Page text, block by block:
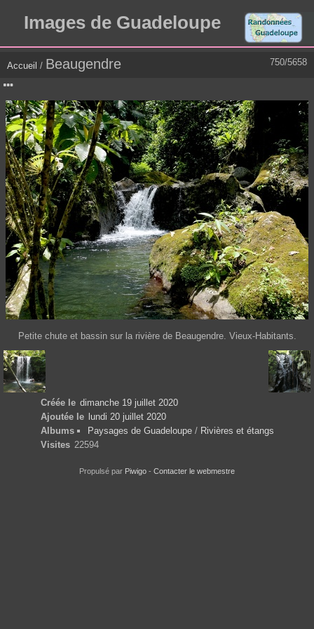
Images de Guadeloupe
750/5658
Accueil / Beaugendre
Petite chute et bassin sur la rivière de Beaugendre. Vieux-Habitants.
Créée le dimanche 19 juillet 2020
Ajoutée le
lundi 20 juillet 2020
Albums
Paysages de Guadeloupe / Rivières et étangs
Visites 22594
Propulsé par Piwigo - Contacter le webmestre